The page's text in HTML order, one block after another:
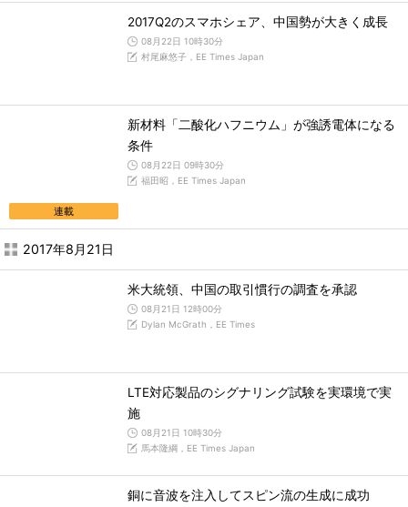
2017Q2のスマホシェア、中国勢が大きく成長
08月22日 10時30分
村尾麻悠子，EE Times Japan
連載
新材料「二酸化ハフニウム」が強誘電体になる
条件
08月22日 09時30分
福田昭，EE Times Japan
2017年8月21日
米大統領、中国の取引慣行の調査を承認
08月21日 12時00分
Dylan McGrath，EE Times
LTE対応製品のシグナリング試験を実環境で実
施
08月21日 10時30分
馬本隆綱，EE Times Japan
銅に音波を注入してスピン流の生成に成功